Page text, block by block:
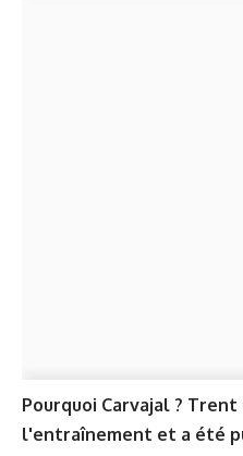
Pourquoi Carvajal ?
l'entraînement et a été